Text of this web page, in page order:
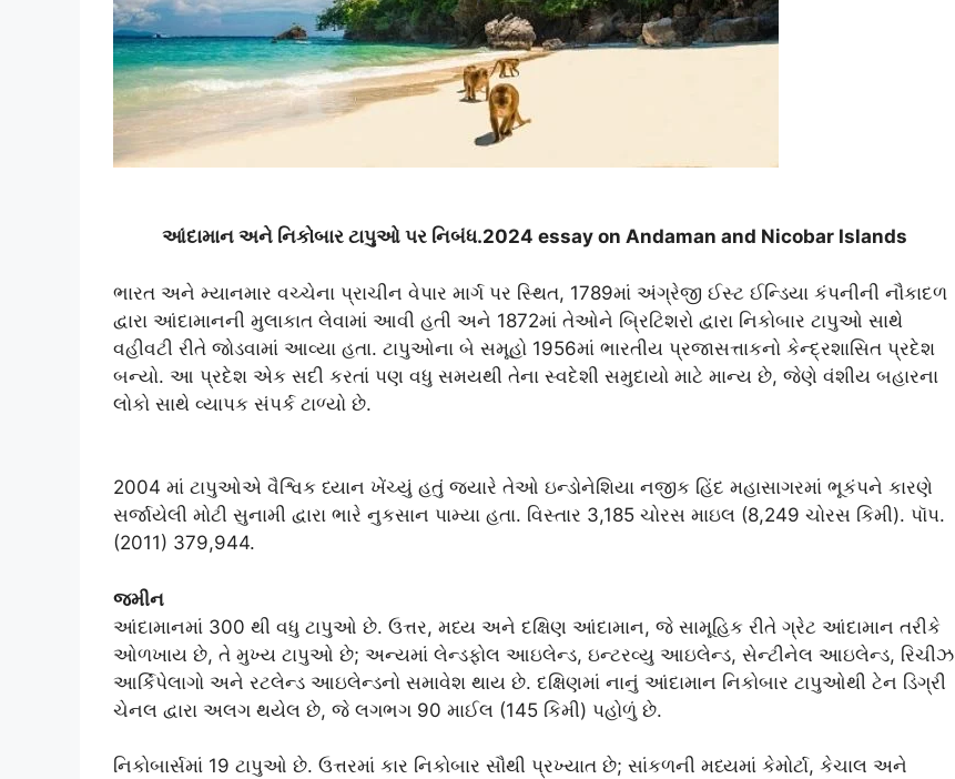
આંદામાન અને નિકોબાર ટાપુઓ પર નિબંધ.2024 essay on Andaman and Nicobar Islands
ભારત અને મ્યાનમાર વચ્ચેના પ્રાચીન વેપાર માર્ગ પર સ્થિત, 1789માં અંગ્રેજી ઈસ્ટ ઈન્ડિયા કંપનીની નૌકાદળ
દ્વારા આંદામાનની મુલાકાત લેવામાં આવી હતી અને 1872માં તેઓને બ્રિટિશરો દ્વારા નિકોબાર ટાપુઓ સાથે
વહીવટી રીતે જોડવામાં આવ્યા હતા. ટાપુઓના બે સમૂહો 1956માં ભારતીય પ્રજાસત્તાકનો કેન્દ્રશાસિત પ્રદેશ
બન્યો. આ પ્રદેશ એક સદી કરતાં પણ વધુ સમયથી તેના સ્વદેશી સમુદાયો માટે માન્ય છે, જેણે વંશીય બહારના
લોકો સાથે વ્યાપક સંપર્ક ટાળ્યો છે.
2004 માં ટાપુઓએ વૈશ્વિક ધ્યાન ખેંચ્યું હતું જ્યારે તેઓ ઇન્ડોનેશિયા નજીક હિંદ મહાસાગરમાં ભૂકંપને કારણે
સર્જાયેલી મોટી સુનામી દ્વારા ભારે નુકસાન પામ્યા હતા. વિસ્તાર 3,185 ચોરસ માઇલ (8,249 ચોરસ કિમી). પૉપ.
(2011) 379,944.
જમીન
આંદામાનમાં 300 થી વધુ ટાપુઓ છે. ઉત્તર, મધ્ય અને દક્ષિણ આંદામાન, જે સામૂહિક રીતે ગ્રેટ આંદામાન તરીકે
ઓળખાય છે, તે મુખ્ય ટાપુઓ છે; અન્યમાં લેન્ડફોલ આઇલેન્ડ, ઇન્ટરવ્યુ આઇલેન્ડ, સેન્ટીનેલ આઇલેન્ડ, રિચીઝ
આર્કિપેલાગો અને રટલેન્ડ આઇલેન્ડનો સમાવેશ થાય છે. દક્ષિણમાં નાનું આંદામાન નિકોબાર ટાપુઓથી ટેન ડિગ્રી
ચેનલ દ્વારા અલગ થયેલ છે, જે લગભગ 90 માઈલ (145 કિમી) પહોળું છે.
નિકોબાર્સમાં 19 ટાપુઓ છે. ઉત્તરમાં કાર નિકોબાર સૌથી પ્રખ્યાત છે; સાંકળની મધ્યમાં કેમોર્ટા, કેચાલ અને